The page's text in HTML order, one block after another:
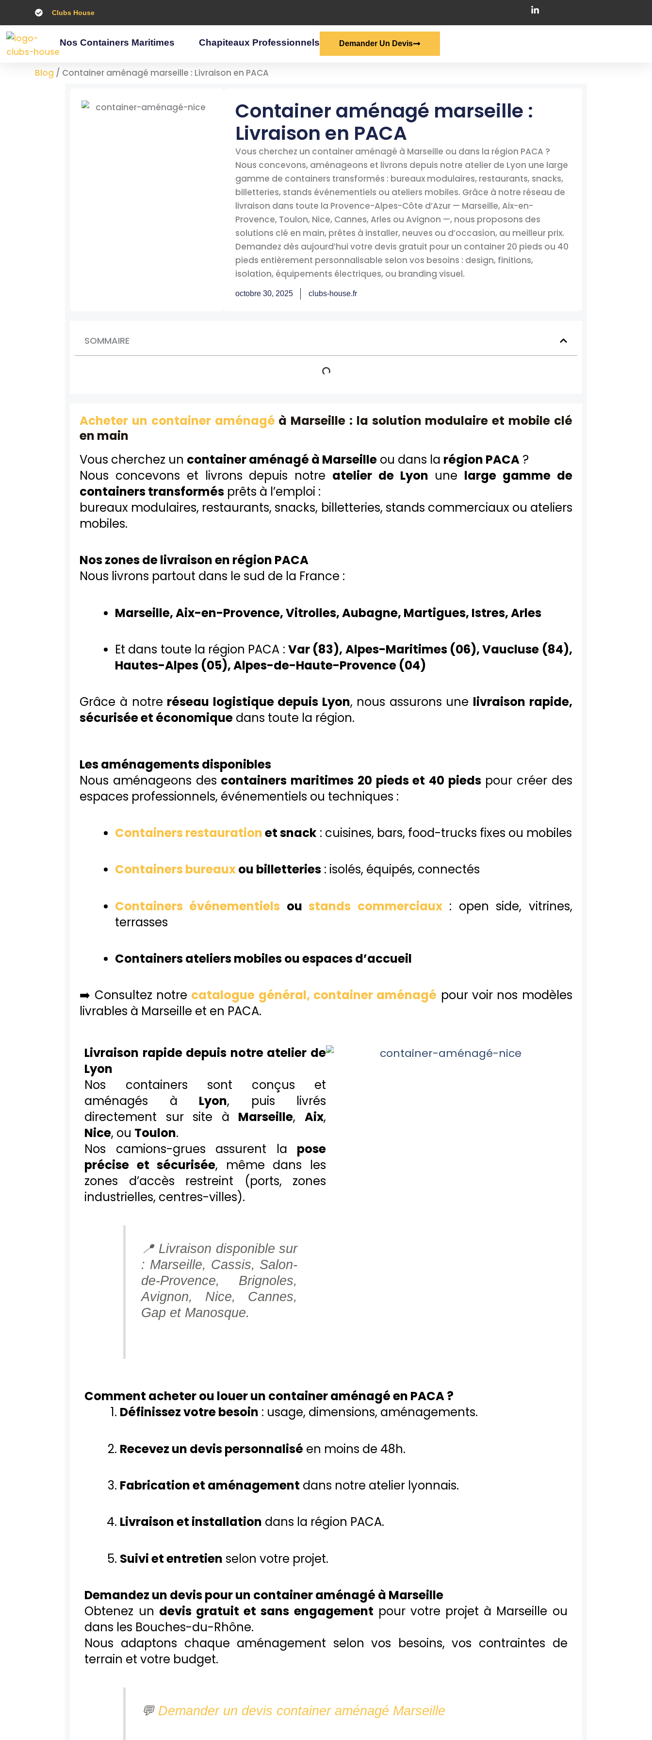
contenu
Clubs House
Nos Containers Maritimes Chapiteaux Professionnels Demander Un Devis
Blog / Container aménagé marseille : Livraison en PACA
Container aménagé marseille :
Livraison en PACA
Vous cherchez un container aménagé à Marseille ou dans la région PACA ?
Nous concevons, aménageons et livrons depuis notre atelier de Lyon une large
gamme de containers transformés : bureaux modulaires, restaurants, snacks,
billetteries, stands événementiels ou ateliers mobiles. Grâce à notre réseau de
livraison dans toute la Provence-Alpes-Côte d’Azur — Marseille, Aix-en-
Provence, Toulon, Nice, Cannes, Arles ou Avignon —, nous proposons des
solutions clé en main, prêtes à installer, neuves ou d’occasion, au meilleur prix.
Demandez dès aujourd’hui votre devis gratuit pour un container 20 pieds ou 40
pieds entièrement personnalisable selon vos besoins : design, finitions,
isolation, équipements électriques, ou branding visuel.
octobre 30, 2025 clubs-house.fr
SOMMAIRE
Acheter un container aménagé à Marseille : la solution modulaire et mobile clé
en main
Vous cherchez un container aménagé à Marseille ou dans la région PACA ?
Nous concevons et livrons depuis notre atelier de Lyon une large gamme de
containers transformés prêts à l’emploi :
bureaux modulaires, restaurants, snacks, billetteries, stands commerciaux ou ateliers
mobiles.
Nos zones de livraison en région PACA
Nous livrons partout dans le sud de la France :
Marseille, Aix-en-Provence, Vitrolles, Aubagne, Martigues, Istres, Arles
Et dans toute la région PACA :Var (83), Alpes-Maritimes (06), Vaucluse (84),
Hautes-Alpes (05), Alpes-de-Haute-Provence (04)
Grâce à notre réseau logistique depuis Lyon, nous assurons une livraison rapide,
sécurisée et économique dans toute la région.
Les aménagements disponibles
Nous aménageons des containers maritimes 20 pieds et 40 piedspour créer des
espaces professionnels, événementiels ou techniques :
Containers restaurationet snack: cuisines, bars, food-trucks fixes ou mobiles
Containers bureauxou billetteries: isolés, équipés, connectés
Containers événementiels ou stands commerciaux: open side, vitrines,
terrasses
Containers ateliers mobiles ou espaces d’accueil
➡️ Consultez notre catalogue général, container aménagé pour voir nos modèles
livrables à Marseille et en PACA.
Livraison rapide depuis notre atelier de
Lyon
Nos containers sont conçus et
aménagés à Lyon, puis livrés
directement sur site à Marseille,Aix,
Nice, ou Toulon.
Nos camions-grues assurent la pose
précise et sécurisée, même dans les
zones d’accès restreint (ports, zones
industrielles, centres-villes).
📍 Livraison disponible sur
: Marseille, Cassis, Salon-
de-Provence, Brignoles,
Avignon, Nice, Cannes,
Gap et Manosque.
Comment acheter ou louer un container aménagé en PACA ?
Définissez votre besoin : usage, dimensions, aménagements.
Recevez un devis personnalisé en moins de 48h.
Fabrication et aménagement dans notre atelier lyonnais.
Livraison et installation dans la région PACA.
Suivi et entretien selon votre projet.
Demandez un devis pour un container aménagé à Marseille
Obtenez un devis gratuit et sans engagement pour votre projet à Marseille ou
dans les Bouches-du-Rhône.
Nous adaptons chaque aménagement selon vos besoins, vos contraintes de
terrain et votre budget.
💬 Demander un devis container aménagé Marseille